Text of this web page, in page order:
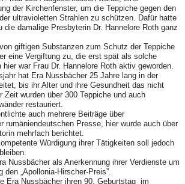
der Kirchenfenster, um die Teppiche gegen den
ultravioletten Strahlen zu schützen. Dafür hatte
die damalige Presbyterin Dr. Hannelore Roth ganz
giftigen Substanzen zum Schutz der Teppiche
eine Vergiftung zu, die erst spät als solche
war Frau Dr. Hannelore Roth aktiv geworden.
hat Era Nussbächer 25 Jahre lang in der
bis ihr Alter und ihre Gesundheit das nicht
Zeit wurden über 300 Teppiche und auch
restauriert.
auch mehrere Beiträge über
rumäniendeutschen Presse, hier wurde auch über
mehrfach berichtet.
Würdigung ihrer Tätigkeiten soll jedoch
Nussbächer als Anerkennung ihrer Verdienste um
den „Apollonia-Hirscher-Preis”.
Era Nussbächer ihren 90. Geburtstag im